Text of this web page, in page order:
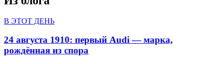
В ЭТОТ ДЕНЬ
24 августа 1910: первый Audi — марка,
рождённая из спора